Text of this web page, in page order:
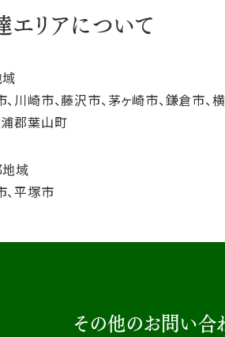
エリアについて
川崎市、藤沢市、茅ヶ崎市、鎌倉市、
浦郡葉山町
域
、平塚市
その他のお問い合